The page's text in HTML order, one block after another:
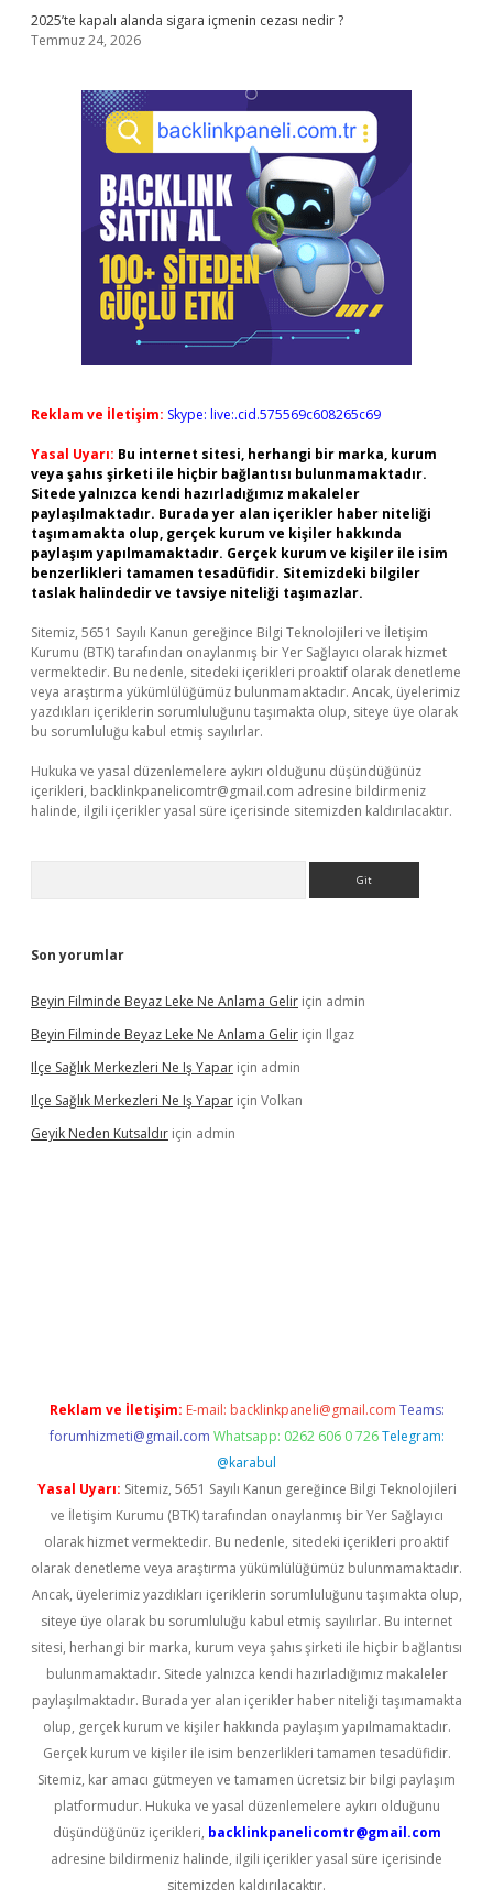
2025’te kapalı alanda sigara içmenin cezası nedir ?
Temmuz 24, 2026
Reklam ve İletişim: Skype: live:.cid.575569c608265c69
Yasal Uyarı: Bu internet sitesi, herhangi bir marka, kurum
veya şahıs şirketi ile hiçbir bağlantısı bulunmamaktadır.
Sitede yalnızca kendi hazırladığımız makaleler
paylaşılmaktadır. Burada yer alan içerikler haber niteliği
taşımamakta olup, gerçek kurum ve kişiler hakkında
paylaşım yapılmamaktadır. Gerçek kurum ve kişiler ile isim
benzerlikleri tamamen tesadüfidir. Sitemizdeki bilgiler
taslak halindedir ve tavsiye niteliği taşımazlar.
Sitemiz, 5651 Sayılı Kanun gereğince Bilgi Teknolojileri ve İletişim
Kurumu (BTK) tarafından onaylanmış bir Yer Sağlayıcı olarak hizmet
vermektedir. Bu nedenle, sitedeki içerikleri proaktif olarak denetleme
veya araştırma yükümlülüğümüz bulunmamaktadır. Ancak, üyelerimiz
yazdıkları içeriklerin sorumluluğunu taşımakta olup, siteye üye olarak
bu sorumluluğu kabul etmiş sayılırlar.
Hukuka ve yasal düzenlemelere aykırı olduğunu düşündüğünüz
içerikleri, backlinkpanelicomtr@gmail.com adresine bildirmeniz
halinde, ilgili içerikler yasal süre içerisinde sitemizden kaldırılacaktır.
Son yorumlar
Beyin Filminde Beyaz Leke Ne Anlama Gelir için admin
Beyin Filminde Beyaz Leke Ne Anlama Gelir için Ilgaz
Ilçe Sağlık Merkezleri Ne Iş Yapar için admin
Ilçe Sağlık Merkezleri Ne Iş Yapar için Volkan
Geyik Neden Kutsaldır için admin
Reklam ve İletişim: E-mail: backlinkpaneli@gmail.com Teams:
forumhizmeti@gmail.com Whatsapp: 0262 606 0 726 Telegram:
@karabul
Yasal Uyarı: Sitemiz, 5651 Sayılı Kanun gereğince Bilgi Teknolojileri
ve İletişim Kurumu (BTK) tarafından onaylanmış bir Yer Sağlayıcı
olarak hizmet vermektedir. Bu nedenle, sitedeki içerikleri proaktif
olarak denetleme veya araştırma yükümlülüğümüz bulunmamaktadır.
Ancak, üyelerimiz yazdıkları içeriklerin sorumluluğunu taşımakta olup,
siteye üye olarak bu sorumluluğu kabul etmiş sayılırlar. Bu internet
sitesi, herhangi bir marka, kurum veya şahıs şirketi ile hiçbir bağlantısı
bulunmamaktadır. Sitede yalnızca kendi hazırladığımız makaleler
paylaşılmaktadır. Burada yer alan içerikler haber niteliği taşımamakta
olup, gerçek kurum ve kişiler hakkında paylaşım yapılmamaktadır.
Gerçek kurum ve kişiler ile isim benzerlikleri tamamen tesadüfidir.
Sitemiz, kar amacı gütmeyen ve tamamen ücretsiz bir bilgi paylaşım
platformudur. Hukuka ve yasal düzenlemelere aykırı olduğunu
düşündüğünüz içerikleri, backlinkpanelicomtr@gmail.com
adresine bildirmeniz halinde, ilgili içerikler yasal süre içerisinde
sitemizden kaldırılacaktır.